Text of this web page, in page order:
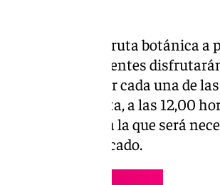
con una ruta botánica a
Sevilla. Los asistentes
para mostrar cada una de
finalizada la ruta, a las 12,00
la Expo 92, para la que será
en un comunicado.